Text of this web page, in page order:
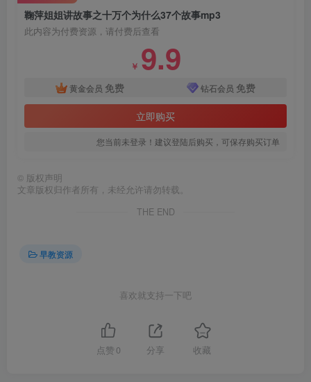
鞠萍姐姐讲故事之十万个为什么37个故事mp3
此内容为付费资源，请付费后查看
￥ 9.9
黄金会员 免费 钻石会员 免费
立即购买
您当前未登录！建议登陆后购买，可保存购买订单
© 版权声明
文章版权归作者所有，未经允许请勿转载。
THE END
早教资源
喜欢就支持一下吧
点赞 0 分享 收藏